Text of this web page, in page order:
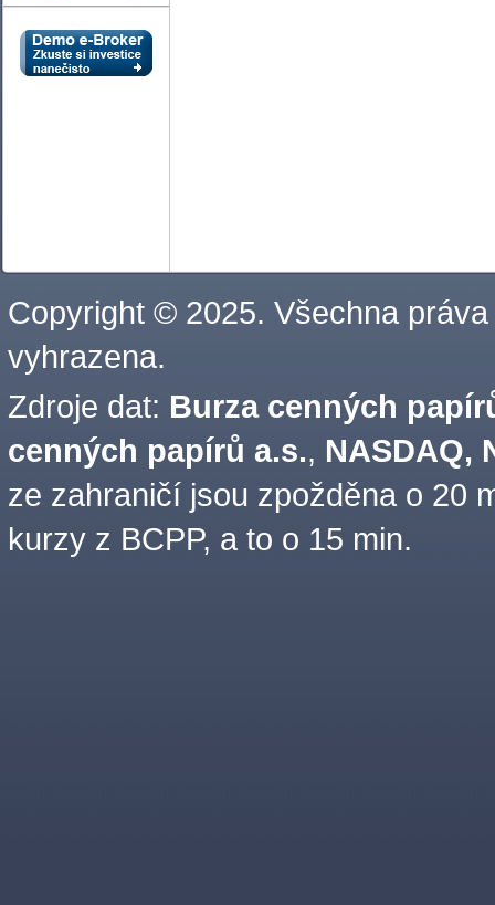
Copyright © 2025. Všechna práva
vyhrazena.
Zdroje dat: Burza cenných
cenných papírů a.s., NASDAQ,
ze zahraničí jsou zpožděna o 20
kurzy z BCPP, a to o 15 min.